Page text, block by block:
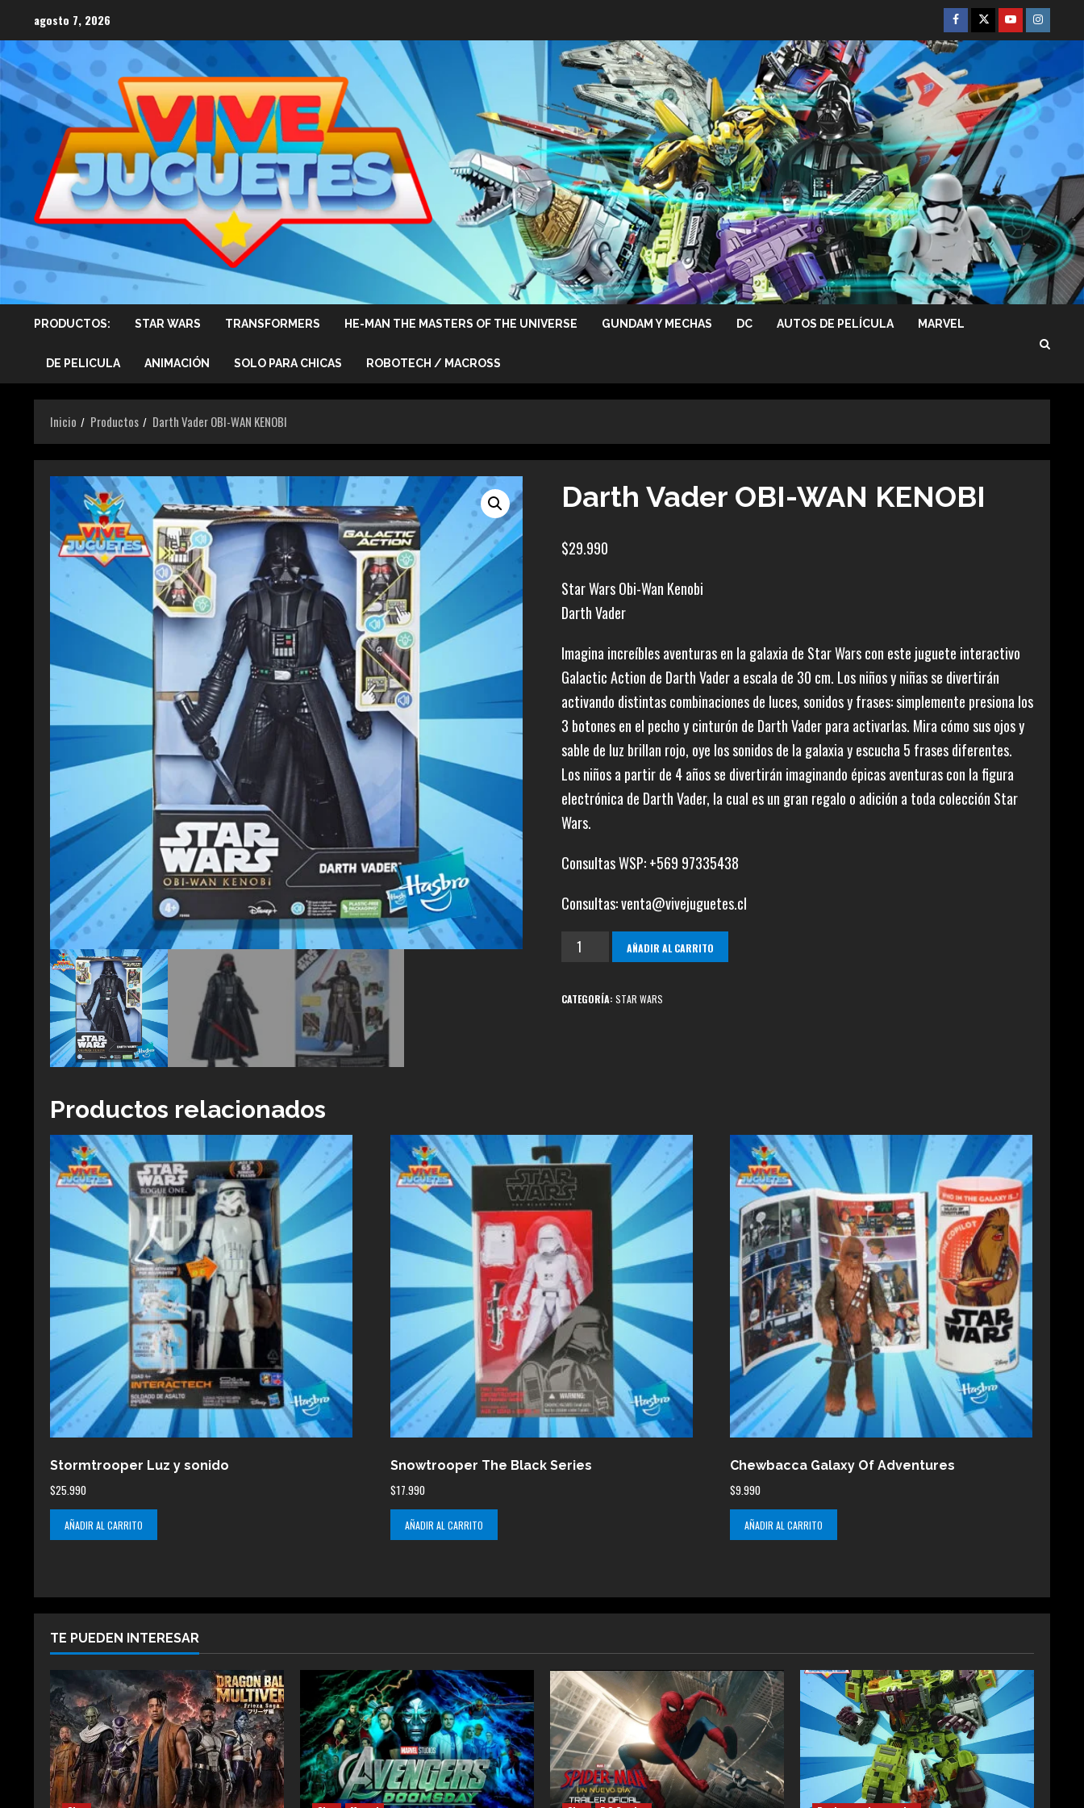
contenido
agosto 7, 2026 Facebook
TwitterYoutube
PRODUCTOS: STAR WARS TRANSFORMERS HE-MAN THE MASTERS OF THE UNIVERSE GUNDAM Y MECHAS DC AUTOS DE PELÍCULA MARVEL
DE PELICULA ANIMACIÓN SOLO PARA CHICAS ROBOTECH / MACROSS
Inicio Productos Darth Vader OBI-WAN KENOBI
Darth Vader OBI-WAN KENOBI
$29.990
Star Wars Obi-Wan Kenobi
Darth Vader
Imagina increíbles aventuras en la galaxia de Star Wars con este juguete interactivo
Galactic Action de Darth Vader a escala de 30 cm. Los niños y niñas se divertirán
activando distintas combinaciones de luces, sonidos y frases: simplemente presiona los
3 botones en el pecho y cinturón de Darth Vader para activarlas. Mira cómo sus ojos y
sable de luz brillan rojo, oye los sonidos de la galaxia y escucha 5 frases diferentes.
Los niños a partir de 4 años se divertirán imaginando épicas aventuras con la figura
electrónica de Darth Vader, la cual es un gran regalo o adición a toda colección Star
Wars.
Consultas WSP: +569 97335438
Consultas: venta@vivejuguetes.cl
Darth
OBI-
AÑADIR AL CARRITO
CATEGORÍA:STAR WARS
Productos relacionados
Stormtrooper Luz y sonido
$25.990
AÑADIR AL CARRITO
Snowtrooper The Black Series
$17.990
AÑADIR AL CARRITO
Chewbacca Galaxy Of Adventures
$9.990
AÑADIR AL CARRITO
TE PUEDEN INTERESAR